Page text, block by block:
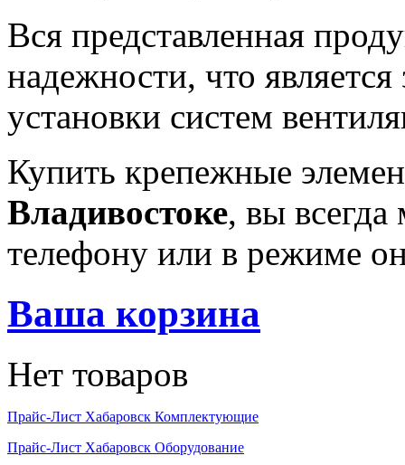
Вся представленная
надежности, что является
установки систем
Купить крепежные
Владивостоке, вы
телефону или в режиме
Ваша корзина
Нет товаров
Прайс-Лист Хабаровск Комплектующие
Прайс-Лист Хабаровск Оборудование